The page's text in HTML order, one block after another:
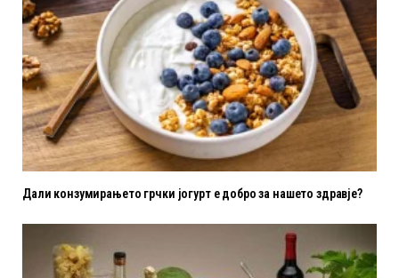
Дали конзумирањето грчки јогурт е добро за нашето здравје?